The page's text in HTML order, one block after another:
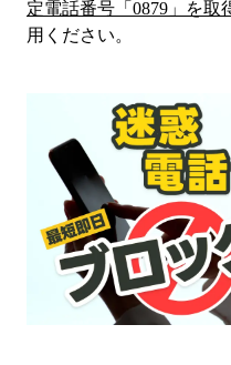
定電話番号「 0879 」を取
用ください。